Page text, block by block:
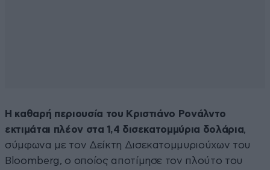
Η καθαρή περιουσία του Κριστιάνο Ρονάλντο
εκτιμάται πλέον στα 1,4 δισεκατομμύρια δολάρια,
σύμφωνα με τον Δείκτη Δισεκατομμυριούχων του
Bloomberg, ο οποίος αποτίμησε τον πλούτο του